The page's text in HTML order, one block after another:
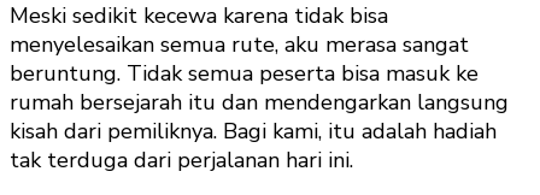
Meski sedikit kecewa karena tidak bisa
menyelesaikan semua rute, aku merasa sangat
beruntung. Tidak semua peserta bisa masuk ke
rumah bersejarah itu dan mendengarkan langsung
kisah dari pemiliknya. Bagi kami, itu adalah hadiah
tak terduga dari perjalanan hari ini.